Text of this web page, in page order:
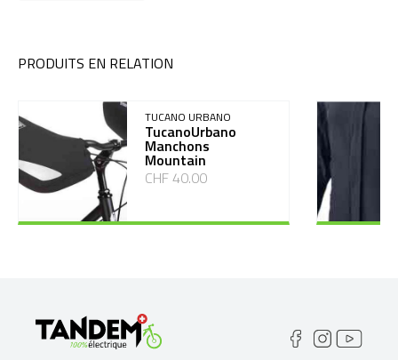
PRODUITS EN RELATION
TUCANO URBANO
TucanoUrbano
Manchons
Mountain
CHF 40.00